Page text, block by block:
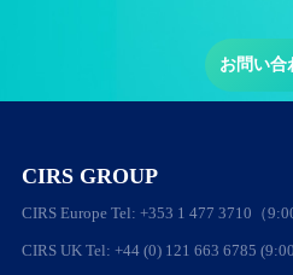
お問い合
CIRS GROUP
CIRS Europe Tel: +353 1 477 3710（
CIRS UK Tel: +44 (0) 121 663 6785